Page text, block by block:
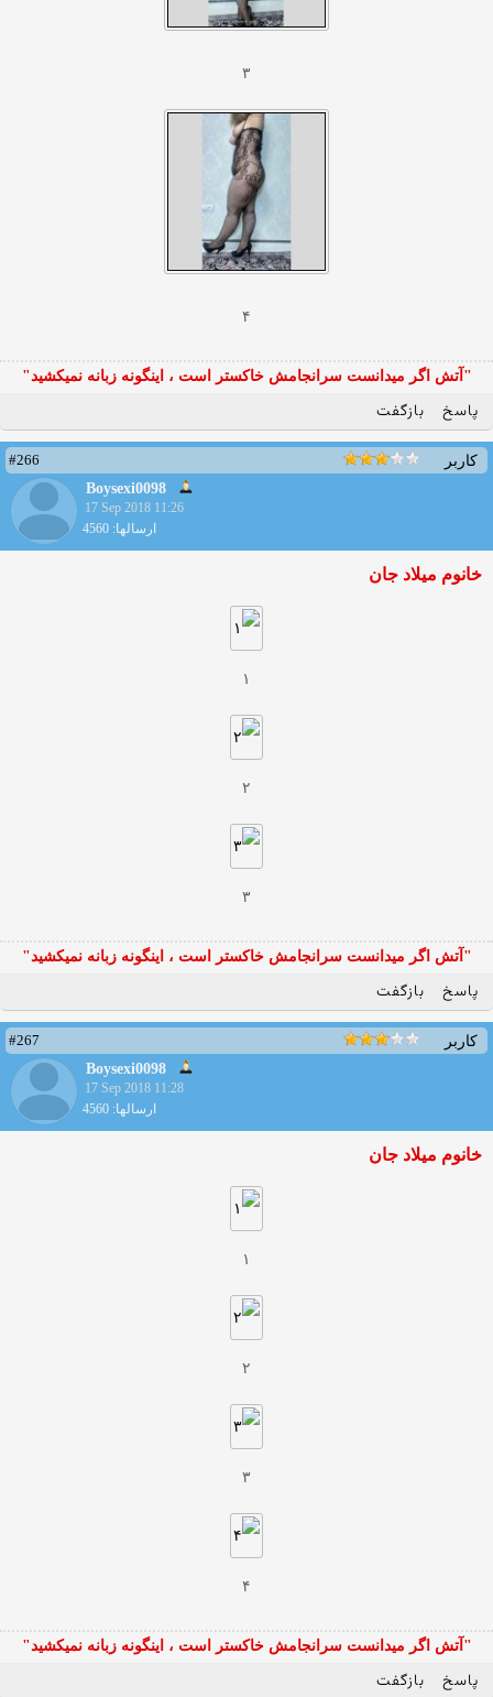
۳
۴
"آتش اگر ميدانست سرانجامش خاكستر است ، اينگونه زبانه نميكشيد"
پاسخ بازگفت
کاربر
#266
Boysexi0098
17 Sep 2018 11:26
ارسالها: 4560
خانوم میلاد جان
۱
۲
۳
"آتش اگر ميدانست سرانجامش خاكستر است ، اينگونه زبانه نميكشيد"
پاسخ بازگفت
کاربر
#267
Boysexi0098
17 Sep 2018 11:28
ارسالها: 4560
خانوم میلاد جان
۱
۲
۳
۴
"آتش اگر ميدانست سرانجامش خاكستر است ، اينگونه زبانه نميكشيد"
پاسخ بازگفت